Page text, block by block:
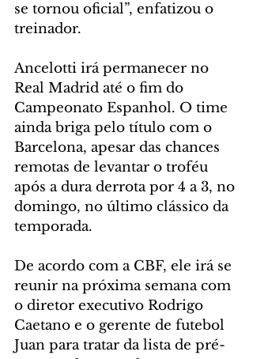
se tornou oficial”, enfatizou o
treinador.
Ancelotti irá permanecer no
Real Madrid até o fim do
Campeonato Espanhol. O time
ainda briga pelo título com o
Barcelona, apesar das chances
remotas de levantar o troféu
após a dura derrota por 4 a 3, no
domingo, no último clássico da
temporada.
De acordo com a CBF, ele irá se
reunir na próxima semana com
o diretor executivo Rodrigo
Caetano e o gerente de futebol
Juan para tratar da lista de pré-